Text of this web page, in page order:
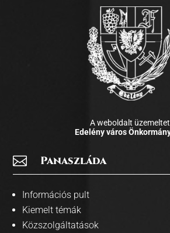
A weboldalt
Edelény város
 Panaszláda
Információs pult
Kiemelt témák
Közszolgáltatások